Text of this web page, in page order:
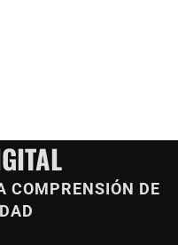
COMPRENSIÓN DE